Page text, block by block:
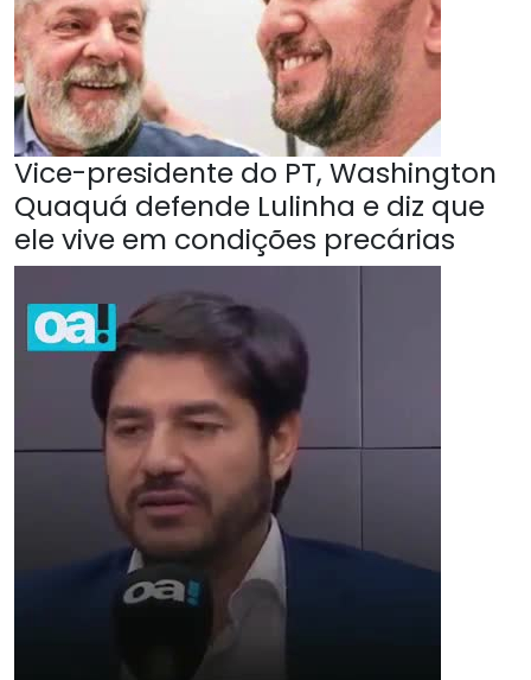
Vice-presidente do PT, Washington
Quaquá defende Lulinha e diz que
ele vive em condições precárias